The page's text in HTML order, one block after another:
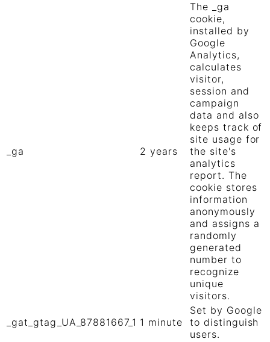
_ga 2 years
The _ga
cookie,
installed by
Google
Analytics,
calculates
visitor,
session and
campaign
data and also
keeps track of
site usage for
the site's
analytics
report. The
cookie stores
information
anonymously
and assigns a
randomly
generated
number to
recognize
unique
visitors.
_gat_gtag_UA_87881667_1 1 minute
Set by Google
to distinguish
users.